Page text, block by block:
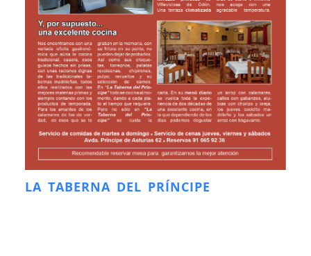
LA TABERNA DEL PRÍNCIPE